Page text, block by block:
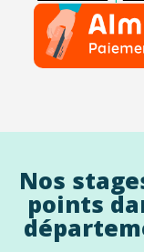
Nos
points